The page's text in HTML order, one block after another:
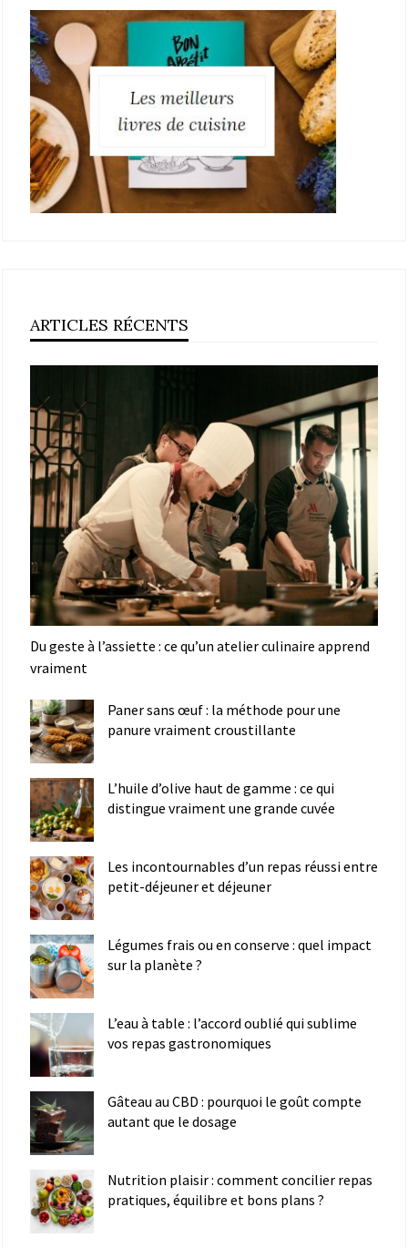
ARTICLES RÉCENTS
Du geste à l’assiette : ce qu’un atelier culinaire apprend
vraiment
Paner sans œuf : la méthode pour une
panure vraiment croustillante
L’huile d’olive haut de gamme : ce qui
distingue vraiment une grande cuvée
Les incontournables d’un repas réussi entre
petit-déjeuner et déjeuner
Légumes frais ou en conserve : quel impact
sur la planète ?
L’eau à table : l’accord oublié qui sublime
vos repas gastronomiques
Gâteau au CBD : pourquoi le goût compte
autant que le dosage
Nutrition plaisir : comment concilier repas
pratiques, équilibre et bons plans ?